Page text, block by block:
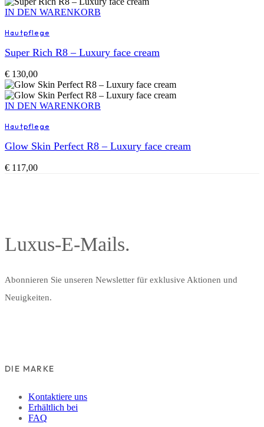
IN DEN WARENKORB
Hautpflege
Super Rich R8 – Luxury face cream
€ 130,00
IN DEN WARENKORB
Hautpflege
Glow Skin Perfect R8 – Luxury face cream
€ 117,00
Luxus-E-Mails.
Abonnieren Sie unseren Newsletter für exklusive Aktionen und
Neuigkeiten.
DIE MARKE
Kontaktiere uns
Erhältlich bei
FAQ